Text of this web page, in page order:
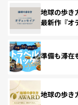
地球の歩き
最新作『オ
準備も滞
地球の歩き